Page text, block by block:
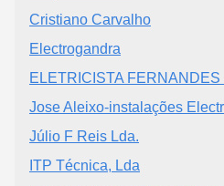
Cristiano Carvalho
Electrogandra
ELETRICISTA FERNANDES
Jose Aleixo-instalações
Júlio F Reis Lda.
ITP Técnica, Lda